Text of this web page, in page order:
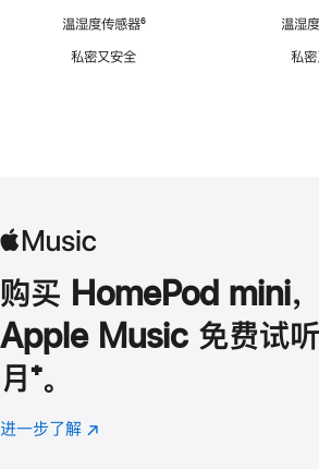
温湿度传感器脚
⁶
私密又安全
温湿
私
购买 HomePod mini，
Apple Music 免费试
月 脚
注
⁺。
进一步了解 Apple
(在